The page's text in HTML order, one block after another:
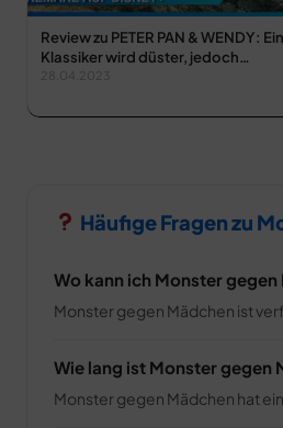
Review zu PETER PAN & WENDY:
Klassiker wird düster, jedoch…
28.04.2023
Häufige Fragen zu
Wo kann ich Monster
Monster gegen Mädchen ist
Wie lang ist Monster gegen
Monster gegen Mädchen hat